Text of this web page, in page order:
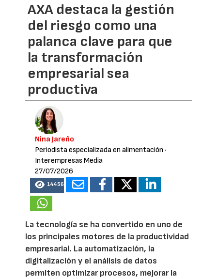
AXA destaca la gestión
del riesgo como una
palanca clave para que
la transformación
empresarial sea
productiva
Nina Jareño
Periodista especializada en alimentación ·
Interempresas Media
27/07/2026
14456
La tecnología se ha convertido en uno de
los principales motores de la productividad
empresarial. La automatización, la
digitalización y el análisis de datos
permiten optimizar procesos, mejorar la